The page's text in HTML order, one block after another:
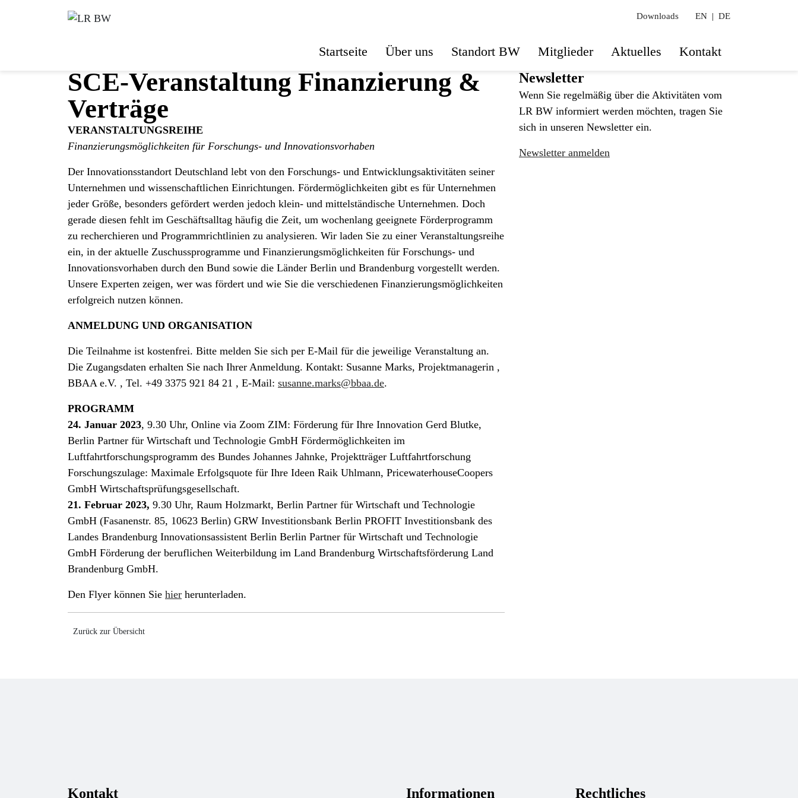
Downloads EN | DE
Startseite Über uns Standort BW Mitglieder Aktuelles Kontakt
SCE-Veranstaltung Finanzierung &
Verträge
VERANSTALTUNGSREIHE
Finanzierungsmöglichkeiten für Forschungs- und Innovationsvorhaben
Der Innovationsstandort Deutschland lebt von den Forschungs- und Entwicklungsaktivitäten seiner
Unternehmen und wissenschaftlichen Einrichtungen. Fördermöglichkeiten gibt es für Unternehmen
jeder Größe, besonders gefördert werden jedoch klein- und mittelständische Unternehmen. Doch
gerade diesen fehlt im Geschäftsalltag häufig die Zeit, um wochenlang geeignete Förderprogramm
zu recherchieren und Programmrichtlinien zu analysieren. Wir laden Sie zu einer Veranstaltungsreihe
ein, in der aktuelle Zuschussprogramme und Finanzierungsmöglichkeiten für Forschungs- und
Innovationsvorhaben durch den Bund sowie die Länder Berlin und Brandenburg vorgestellt werden.
Unsere Experten zeigen, wer was fördert und wie Sie die verschiedenen Finanzierungsmöglichkeiten
erfolgreich nutzen können.
ANMELDUNG UND ORGANISATION
Die Teilnahme ist kostenfrei. Bitte melden Sie sich per E-Mail für die jeweilige Veranstaltung an.
Die Zugangsdaten erhalten Sie nach Ihrer Anmeldung. Kontakt: Susanne Marks, Projektmanagerin ,
BBAA e.V. , Tel. +49 3375 921 84 21 , E-Mail: susanne.marks@bbaa.de.
PROGRAMM
24. Januar 2023, 9.30 Uhr, Online via Zoom ZIM: Förderung für Ihre Innovation Gerd Blutke,
Berlin Partner für Wirtschaft und Technologie GmbH Fördermöglichkeiten im
Luftfahrtforschungsprogramm des Bundes Johannes Jahnke, Projektträger Luftfahrtforschung
Forschungszulage: Maximale Erfolgsquote für Ihre Ideen Raik Uhlmann, PricewaterhouseCoopers
GmbH Wirtschaftsprüfungsgesellschaft.
21. Februar 2023, 9.30 Uhr, Raum Holzmarkt, Berlin Partner für Wirtschaft und Technologie
GmbH (Fasanenstr. 85, 10623 Berlin) GRW Investitionsbank Berlin PROFIT Investitionsbank des
Landes Brandenburg Innovationsassistent Berlin Berlin Partner für Wirtschaft und Technologie
GmbH Förderung der beruflichen Weiterbildung im Land Brandenburg Wirtschaftsförderung Land
Brandenburg GmbH.
Den Flyer können Sie hier herunterladen.
Zurück zur Übersicht
Newsletter
Wenn Sie regelmäßig über die Aktivitäten vom
LR BW informiert werden möchten, tragen Sie
sich in unseren Newsletter ein.
Newsletter anmelden
Kontakt Informationen Rechtliches